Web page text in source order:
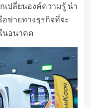
ปลี่ยนองค์ความรู้ นำ
อข่ายทางธุรกิจที่จะ
นอนาคต